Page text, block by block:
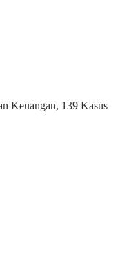
Keuangan, 139 Kasus